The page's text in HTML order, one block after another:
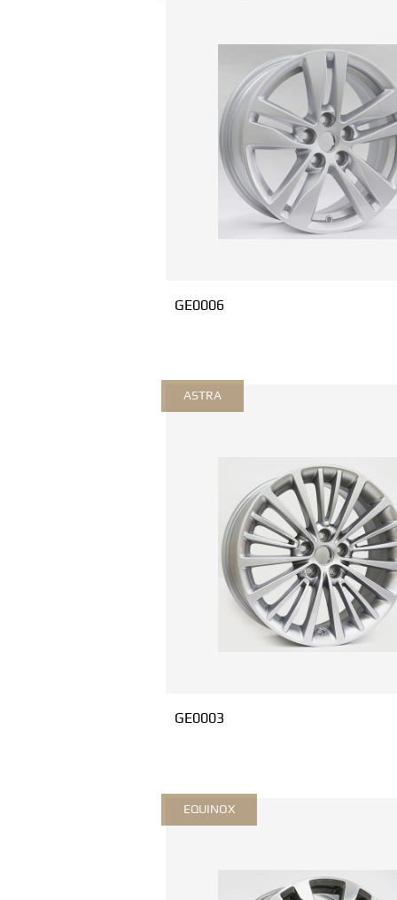
GE0006
ASTRA
GE0003
EQUINOX